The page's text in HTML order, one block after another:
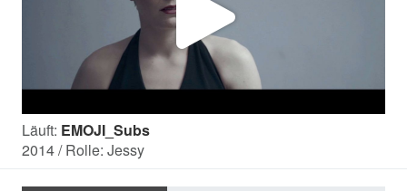
V
i
Läuft: EMOJI_Subs
2014 / Rolle: Jessy